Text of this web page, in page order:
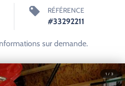
RÉFÉRENCE
#33292211
sur demande.
1 / 3